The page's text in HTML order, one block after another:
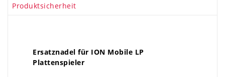
Produktsicherheit
Ersatznadel für ION Mobile LP
Plattenspieler